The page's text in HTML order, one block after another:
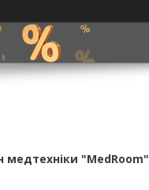
медтехніки "MedRoom"